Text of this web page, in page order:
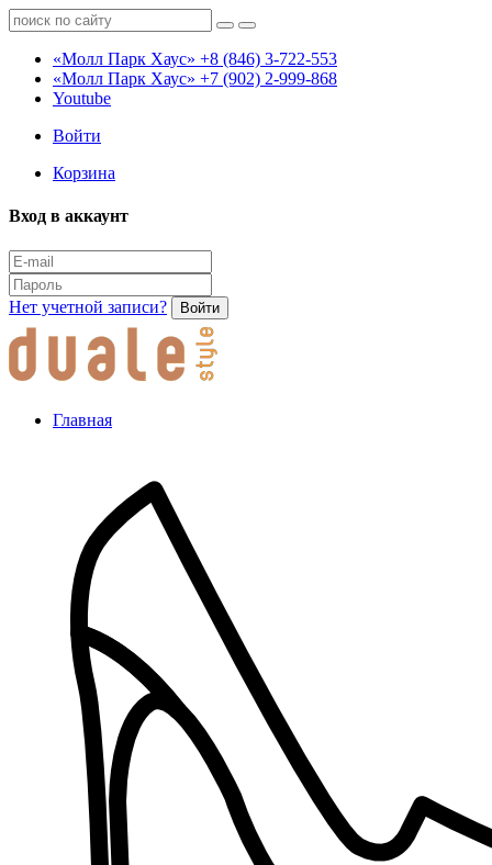
«Молл Парк Хаус» +8 (846) 3-722-553
«Молл Парк Хаус» +7 (902) 2-999-868
Youtube
Войти
Корзина
Вход в аккаунт
Нет учетной записи? Войти
Главная